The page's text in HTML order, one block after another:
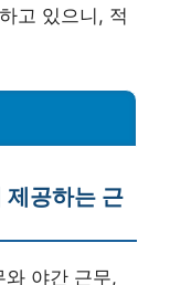
고 있으니, 적
제공하는 근
와 야간 근무,